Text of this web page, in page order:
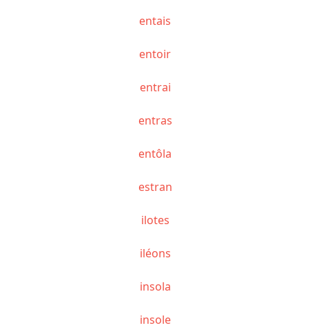
entais
entoir
entrai
entras
entôla
estran
ilotes
iléons
insola
insole